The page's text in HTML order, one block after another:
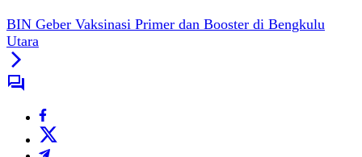
BIN Geber Vaksinasi Primer dan Booster di Bengkulu
Utara